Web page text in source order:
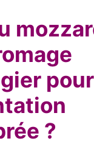
?